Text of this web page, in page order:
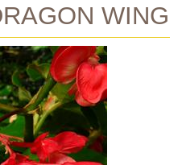
WING